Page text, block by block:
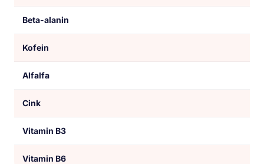
Beta-alanin
Kofein
Alfalfa
Cink
Vitamin B3
Vitamin B6